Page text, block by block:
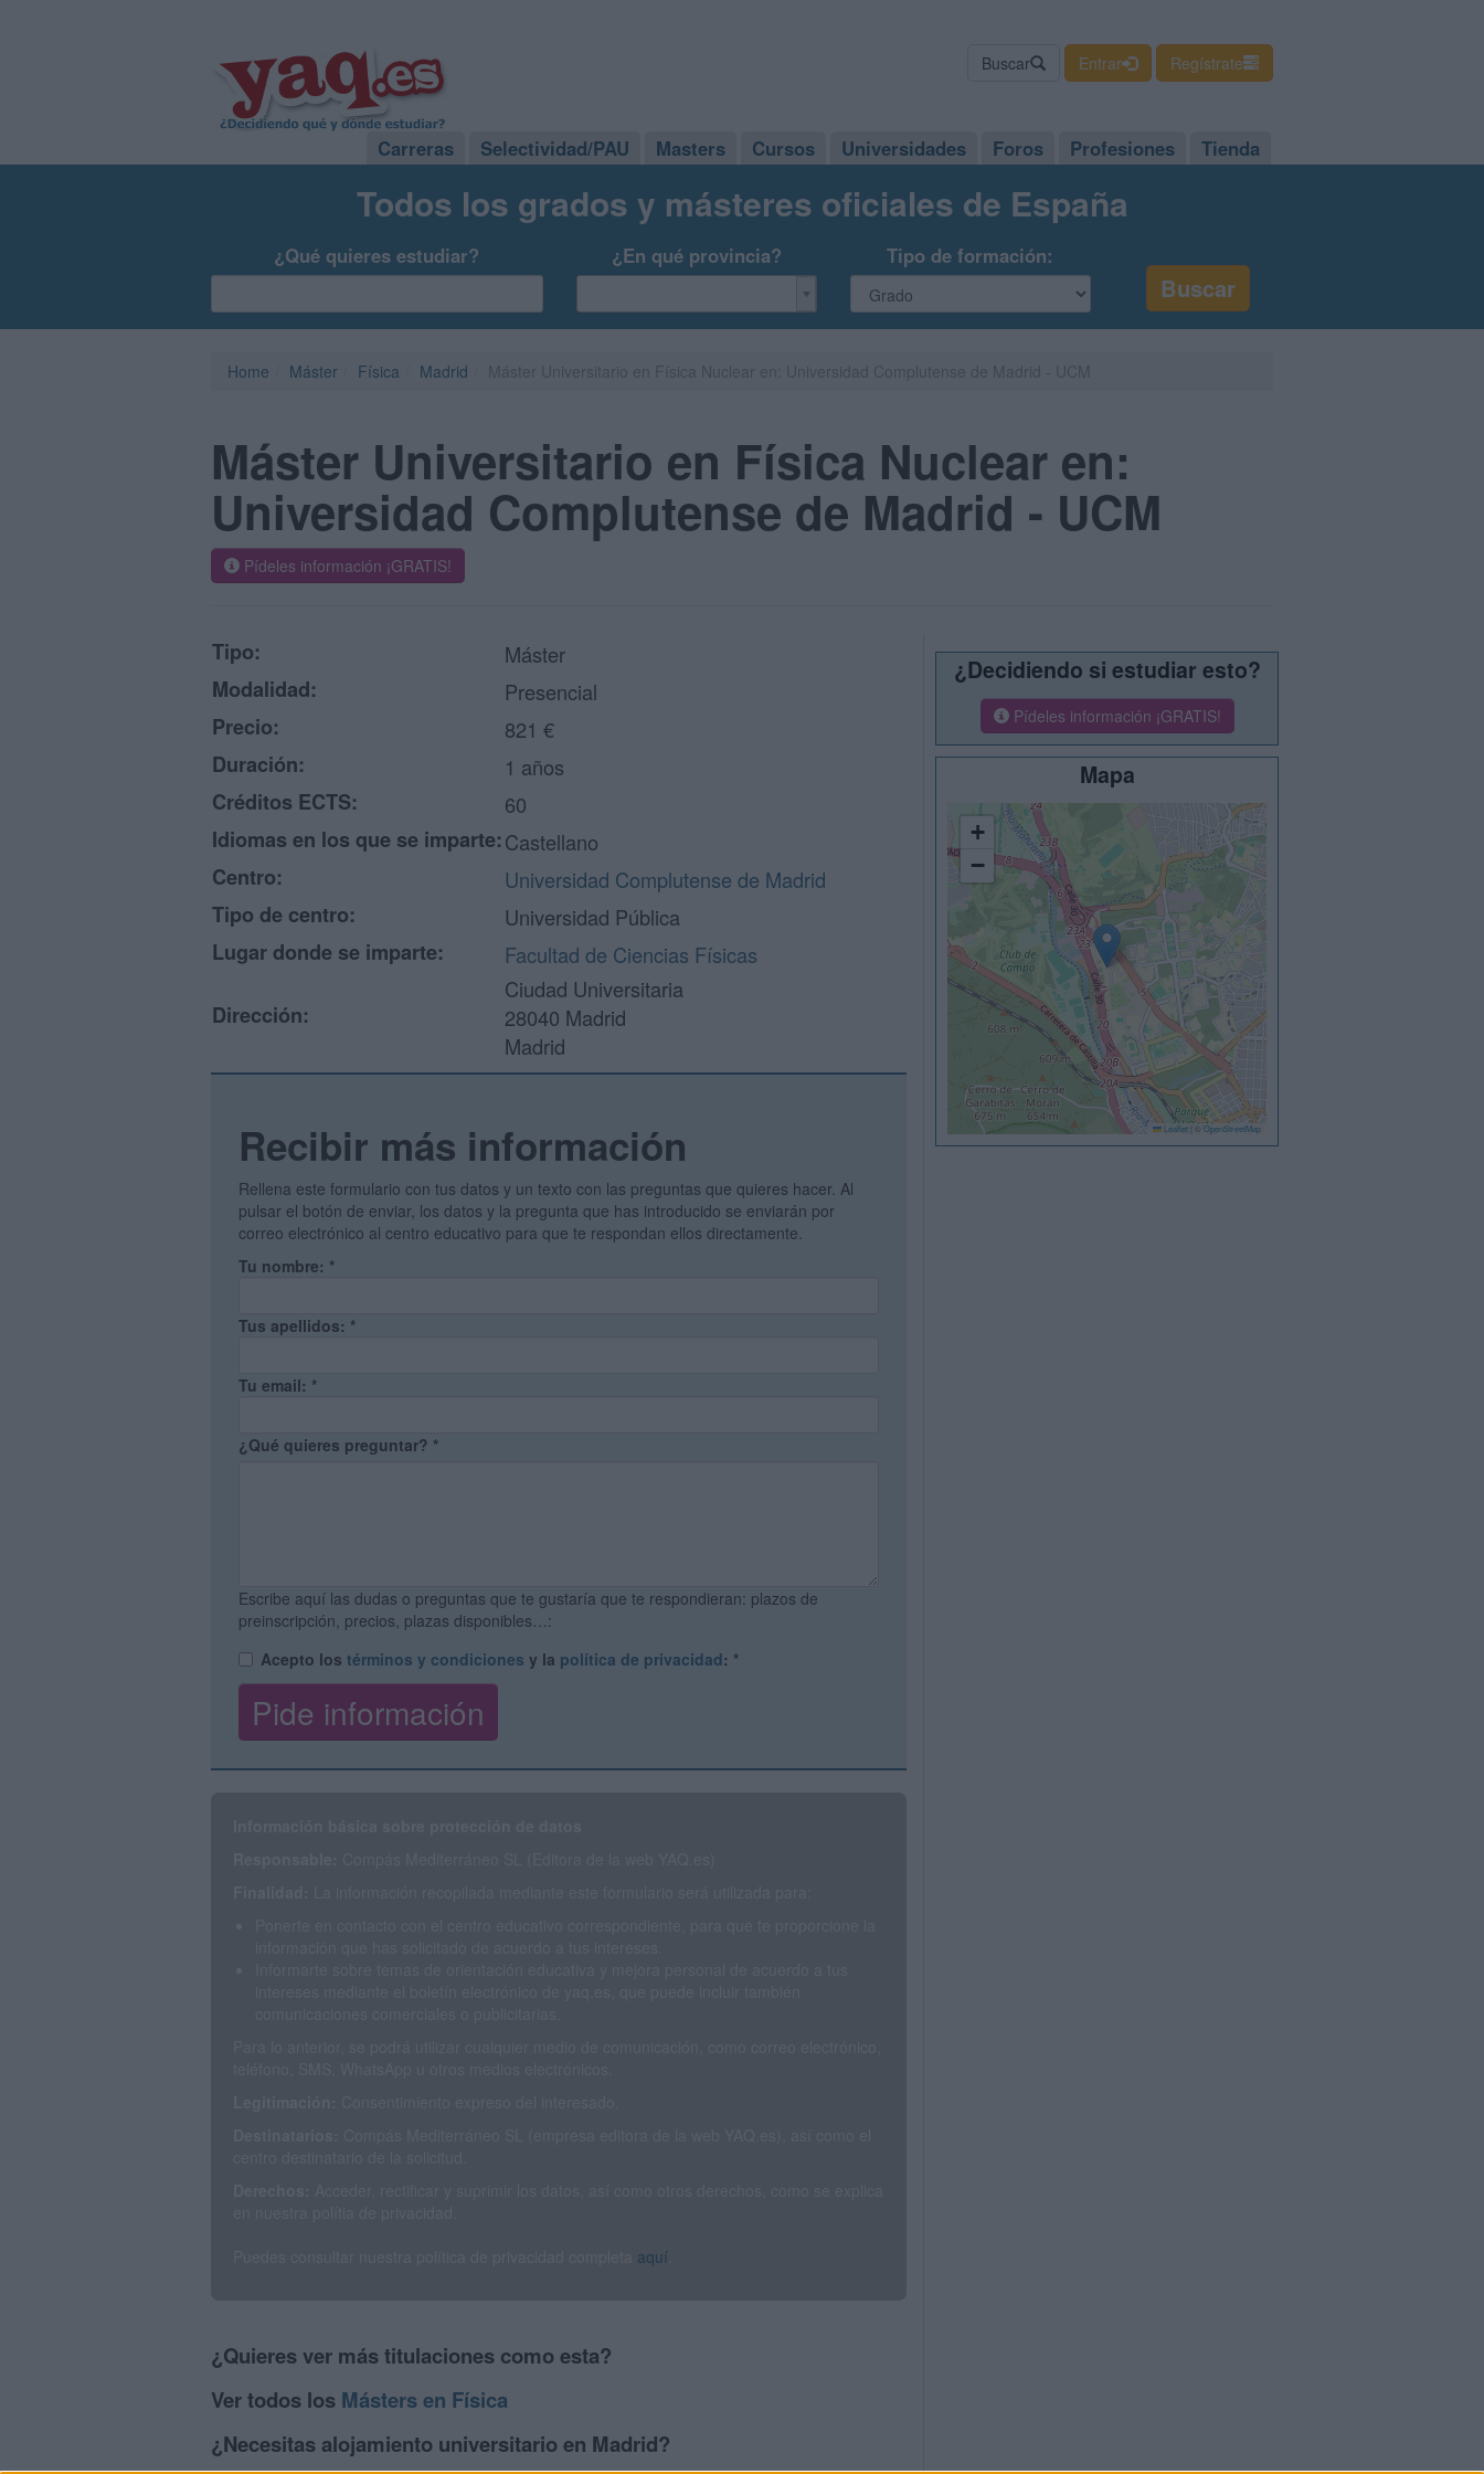
Buscar Entrar Regístrate
Carreras Selectividad/PAU Masters Cursos Universidades Foros Profesiones Tienda
Todos los grados y másteres oficiales de España
¿Qué quieres estudiar? ¿En qué provincia? Tipo de formación:
Home Máster Física Madrid
Máster Universitario en Física Nuclear en:
Universidad Complutense de Madrid - UCM
Pídeles información ¡GRATIS!
Tipo:
Máster
Modalidad:
Presencial
Precio:
821 €
Duración:
1 años
Créditos ECTS:
60
Idiomas en los que se imparte:Castellano
Centro:
Universidad Complutense de Madrid
Tipo de centro:
Universidad Pública
Lugar donde se imparte:
Facultad de Ciencias Físicas
Dirección:
Ciudad Universitaria
28040 Madrid
Madrid
Recibir más información
Rellena este formulario con tus datos y un texto con las preguntas que quieres hacer. Al
pulsar el botón de enviar, los datos y la pregunta que has introducido se enviarán por
correo electrónico al centro educativo para que te respondan ellos directamente.
Tu nombre: *
Tus apellidos: *
Tu email: *
¿Qué quieres preguntar? *
Escribe aquí las dudas o preguntas que te gustaría que te respondieran: plazos de
preinscripción, precios, plazas disponibles…:
Acepto los términos y condiciones y la política de privacidad: *
aquí
¿Quieres ver más titulaciones como esta?
Ver todos los Másters en Física
¿Necesitas alojamiento universitario en Madrid?
¿Decidiendo si estudiar esto?
Pídeles información ¡GRATIS!
Mapa
+
−
Leaflet OpenStreetMap